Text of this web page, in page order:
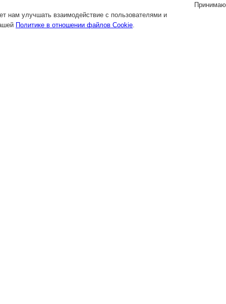
нам улучшать взаимодействие с пользователями и
Политике в отношении файлов Cookie.
Принимаю